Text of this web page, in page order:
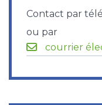
Contact par
ou par
courrier